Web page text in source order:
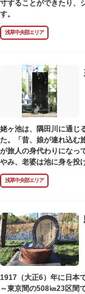
寸することができたり、
す。
浅草中央部エリア
姥ヶ池は、隅田川に通じ
た。「昔、娘が連れ込む
が旅人の身代わりになっ
やみ、老婆は池に身を投
ていました。その碑は花
浅草中央部エリア
1917（大正6）年に日本
～東京間の508㎞23区間